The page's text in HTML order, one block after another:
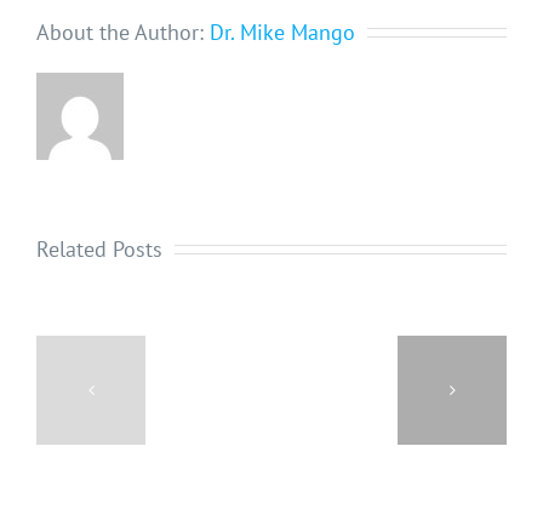
About the Author: Dr. Mike Mango
Related Posts
DENTAL
DO
REALLY